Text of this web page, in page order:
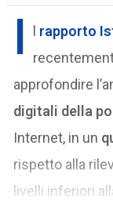
I l rapporto
approfondire
digitali della
Internet, in un
rispetto alla
livelli inferiori